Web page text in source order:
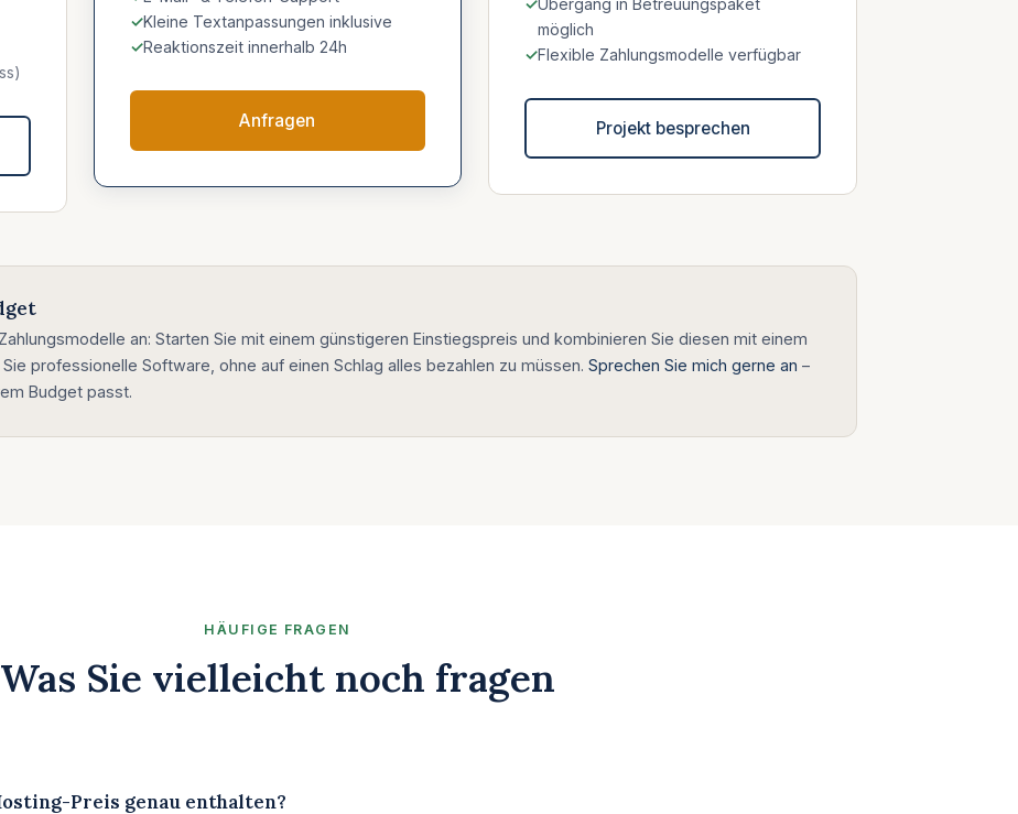
Kleine Textanpassungen inklusive
Reaktionszeit innerhalb 24h
Anfragen
Übergang in Betreuungspaket
möglich
Flexible Zahlungsmodelle verfügbar
Projekt besprechen
an: Starten Sie mit einem günstigeren Einstiegspreis und kombinieren Sie diesen mit einem
professionelle Software, ohne auf einen Schlag alles bezahlen zu müssen. Sprechen Sie mich gerne an –
Budget passt.
HÄUFIGE FRAGEN
Was Sie vielleicht noch fragen
Preis genau enthalten?